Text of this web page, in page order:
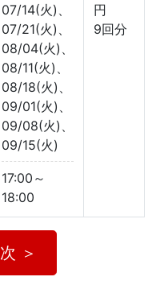
07/14(火)、
07/21(火)、
08/04(火)、
08/11(火)、
08/18(火)、
09/01(火)、
09/08(火)、
09/15(火)
17:00～
18:00
円
9回分
次 ＞